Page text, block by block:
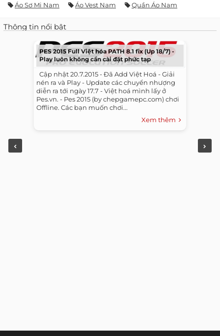
Áo Sơ Mi Nam Áo Vest Nam Quần Áo Nam
Thông tin nổi bật
PES 2015 Full Việt hóa PATH 8.1 fix (Up 18/7) -
Play luôn không cần cài đặt phức tạp
​ ​ Cập nhật 20.7.2015 - Đã Add Việt Hoá - Giải
nén ra và Play - Update các chuyển nhượng
diễn ra tới ngày 17.7 - Việt hoá mình lấy ở
Pes.vn. - Pes 2015 (by chepgamepc.com) chơi
Offline. Các bạn muốn chơi...
Xem thêm